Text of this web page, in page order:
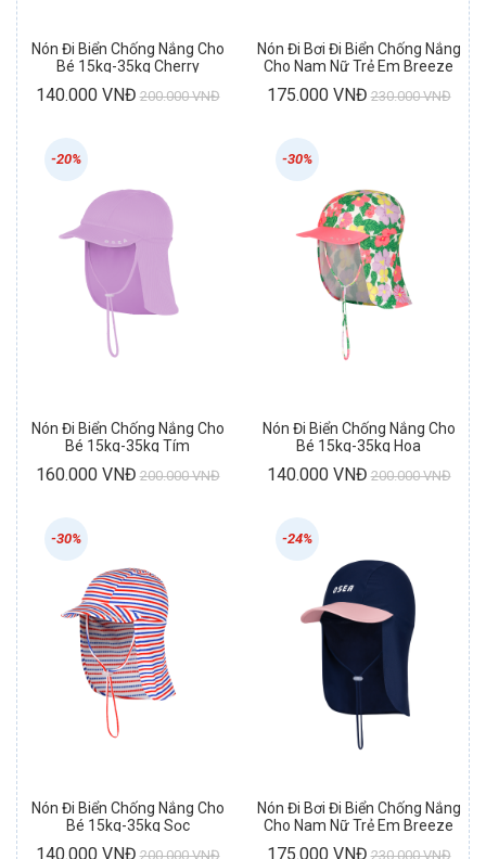
Nón Đi Biển Chống Nắng Cho
Bé 15kg-35kg Cherry
140.000 VNĐ 200.000 VNĐ
Nón Đi Bơi Đi Biển Chống Nắng
Cho Nam Nữ Trẻ Em Breeze
175.000 VNĐ 230.000 VNĐ
Nón Đi Biển Chống Nắng Cho
Bé 15kg-35kg Tím
160.000 VNĐ 200.000 VNĐ
-20%
Nón Đi Biển Chống Nắng Cho
Bé 15kg-35kg Hoa
140.000 VNĐ 200.000 VNĐ
-30%
Nón Đi Biển Chống Nắng Cho
Bé 15kg-35kg Sọc
140.000 VNĐ 200.000 VNĐ
-30%
Nón Đi Bơi Đi Biển Chống Nắng
Cho Nam Nữ Trẻ Em Breeze
175.000 VNĐ 230.000 VNĐ
-24%